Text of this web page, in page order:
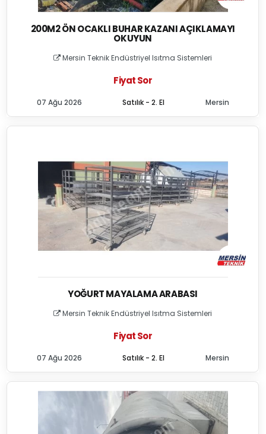
200M2 ÖN OCAKLI BUHAR KAZANI AÇIKLAMAYI
OKUYUN
Mersin Teknik Endüstriyel Isıtma Sistemleri
Fiyat Sor
Satılık - 2. El
07 Ağu 2026 Mersin
YOĞURT MAYALAMA ARABASI
Mersin Teknik Endüstriyel Isıtma Sistemleri
Fiyat Sor
Satılık - 2. El
07 Ağu 2026 Mersin